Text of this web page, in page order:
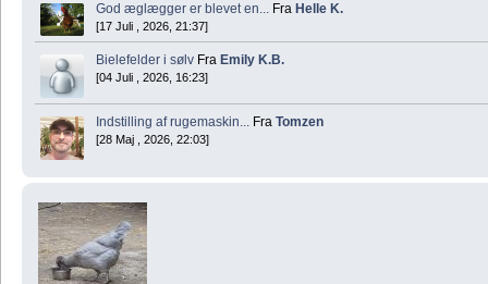
God æglægger er blevet en... Fra Helle K.
[17 Juli , 2026, 21:37]
Bielefelder i sølv Fra Emily K.B.
[04 Juli , 2026, 16:23]
Indstilling af rugemaskin... Fra Tomzen
[28 Maj , 2026, 22:03]